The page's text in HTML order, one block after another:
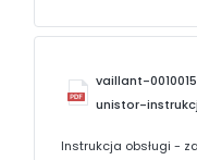
vaillant-
unistor-
Instrukcja obsługi -